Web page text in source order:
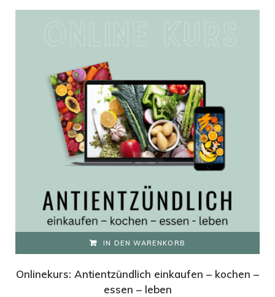
IN DEN WARENKORB
Onlinekurs: Antientzündlich einkaufen – kochen –
essen – leben